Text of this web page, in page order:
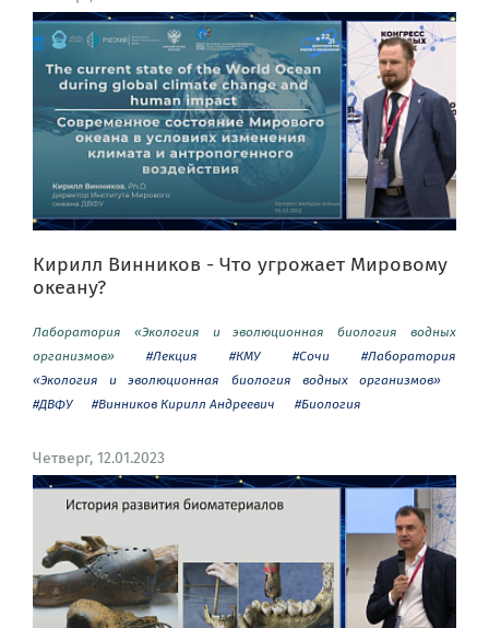
Кирилл Винников - Что угрожает Мировому
океану?
Лаборатория «Экология и эволюционная биология водных
организмов»
#Лекция #КМУ #Сочи
#Лаборатория
«Экология и эволюционная биология водных организмов»
#ДВФУ
#Винников Кирилл Андреевич #Биология
Четверг, 12.01.2023